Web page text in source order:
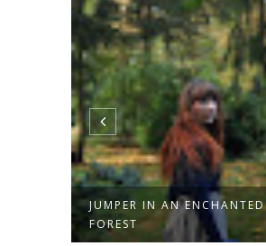
JUMPER IN AN ENCHANTED
FOREST